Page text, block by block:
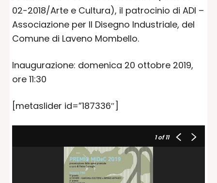
02-2018/Arte e Cultura), il patrocinio di ADI –
Associazione per Il Disegno Industriale, del
Comune di Laveno Mombello.
Inaugurazione: domenica 20 ottobre 2019,
ore 11:30
[metaslider id=”187336″]
1of 11